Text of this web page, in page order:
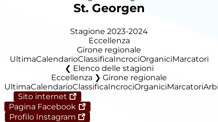
St. Georgen
Stagione 2023-2024
Eccellenza
Girone regionale
UltimaCalendarioClassificaIncrociOrganiciMarcatori
Elenco delle stagioni
Eccellenza ❯ Girone regionale
UltimaCalendarioClassificaIncrociOrganiciMarcatori
Sito internet
Pagina Facebook
Profilo Instagram